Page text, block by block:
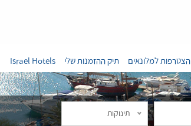
הצטרפות למלונאים תיק ההזמנות שלי Israel Hotels
תינוקות